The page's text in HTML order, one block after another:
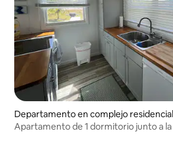
Departamento en complejo
t Guana Cay
Apartamento de 1 dormitorio junto a la